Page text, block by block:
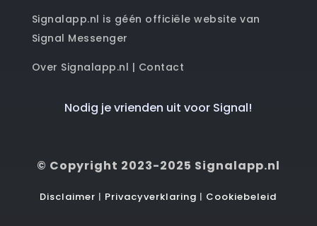
Signalapp.nl is géén officiële website van
Signal Messenger
Over Signalapp.nl | Contact
Nodig je vrienden uit voor Signal!
© Copyright 2023-2025 Signalapp.nl
Disclaimer | Privacyverklaring | Cookiebeleid